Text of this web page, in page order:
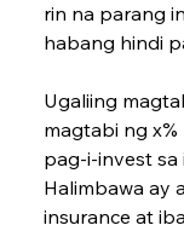
rin na parang
habang hindi
Ugaliing
magtabi ng
pag-i-invest sa
Halimbawa ay
insurance at